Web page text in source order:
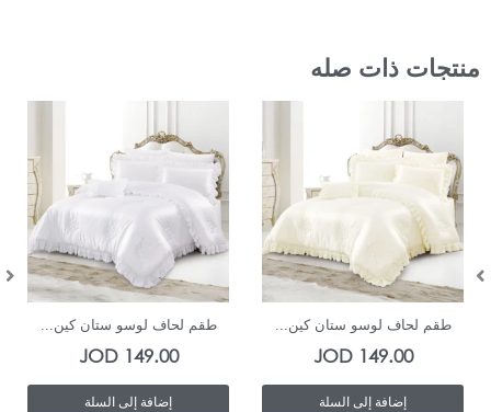
منتجات ذات صله
In Stock
طقم لحاف لوسو ستان كين...
149.00
JOD
إضافة إلى السلة
In Stock
طقم لحاف لوسو ستان كين...
149.00
JOD
إضافة إلى السلة